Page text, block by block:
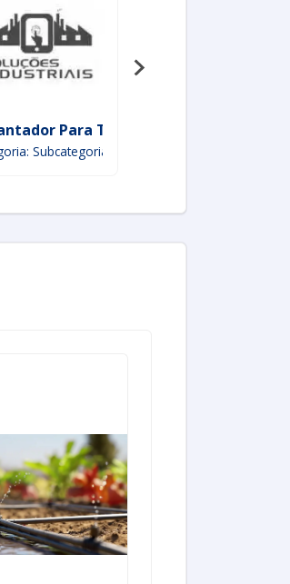
Para Tratamento De Água
Subcategoria